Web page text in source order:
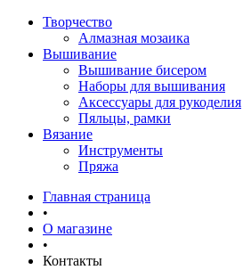
Творчество
Алмазная мозаика
Вышивание
Вышивание бисером
Наборы для вышивания
Аксессуары для рукоделия
Пяльцы, рамки
Вязание
Инструменты
Пряжа
Главная страница
•
О магазине
•
Контакты